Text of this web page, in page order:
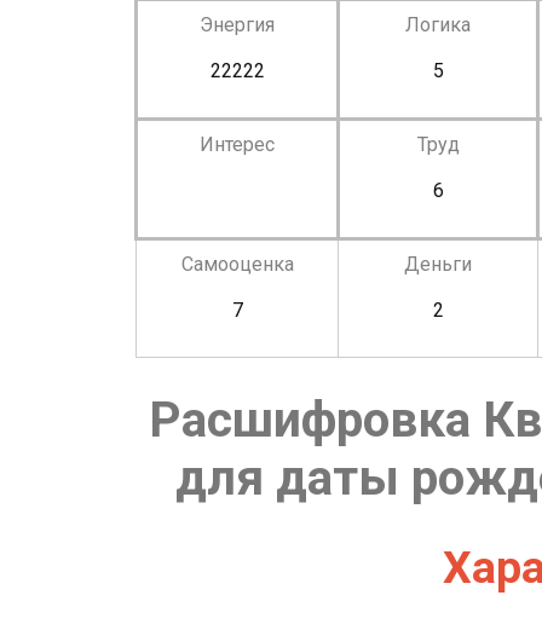
Энергия
22222
Логика
5
Интерес
Труд
6
Самооценка
7
Деньги
2
Расшифровка
для даты